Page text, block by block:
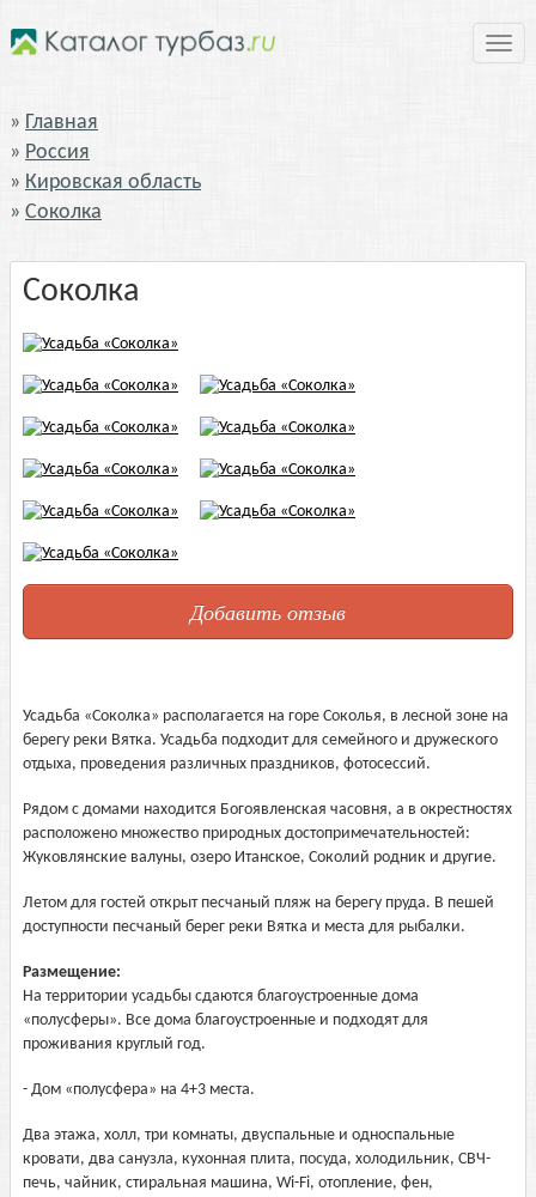
Главная
Россия
Кировская область
Соколка
Соколка
Добавить отзыв
Усадьба «Соколка» располагается на горе Соколья, в лесной зоне на
берегу реки Вятка. Усадьба подходит для семейного и дружеского
отдыха, проведения различных праздников, фотосессий.
Рядом с домами находится Богоявленская часовня, а в окрестностях
расположено множество природных достопримечательностей:
Жуковлянские валуны, озеро Итанское, Соколий родник и другие.
Летом для гостей открыт песчаный пляж на берегу пруда. В пешей
доступности песчаный берег реки Вятка и места для рыбалки.
Размещение:
На территории усадьбы сдаются благоустроенные дома
«полусферы». Все дома благоустроенные и подходят для
проживания круглый год.
- Дом «полусфера» на 4+3 места.
Два этажа, холл, три комнаты, двуспальные и односпальные
кровати, два санузла, кухонная плита, посуда, холодильник, СВЧ-
печь, чайник, стиральная машина, Wi-Fi, отопление, фен,